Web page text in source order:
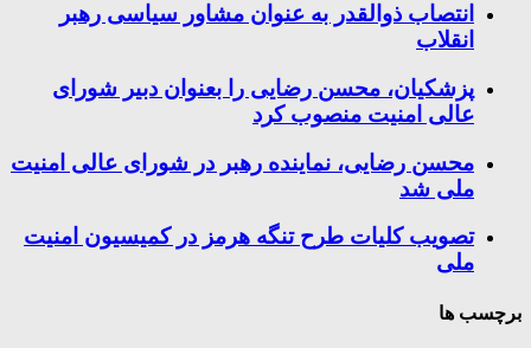
انتصاب ذوالقدر به عنوان مشاور سیاسی رهبر
انقلاب
پزشکیان، محسن رضایی را بعنوان دبیر شورای
عالی امنیت منصوب کرد
محسن رضایی، نماینده رهبر در شورای عالی امنیت
ملی شد
تصویب کلیات طرح تنگه هرمز در کمیسیون امنیت
ملی
برچسب ها